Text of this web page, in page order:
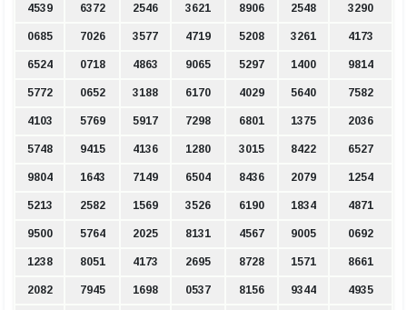
4539 6372 2546 3621 8906 2548 3290
0685 7026 3577 4719 5208 3261 4173
6524 0718 4863 9065 5297 1400 9814
5772 0652 3188 6170 4029 5640 7582
4103 5769 5917 7298 6801 1375 2036
5748 9415 4136 1280 3015 8422 6527
9804 1643 7149 6504 8436 2079 1254
5213 2582 1569 3526 6190 1834 4871
9500 5764 2025 8131 4567 9005 0692
1238 8051 4173 2695 8728 1571 8661
2082 7945 1698 0537 8156 9344 4935